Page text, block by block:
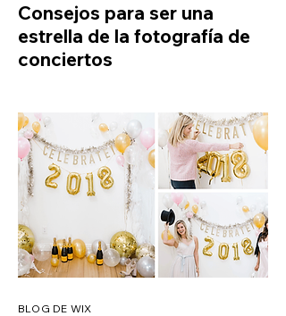
Consejos para ser una
estrella de la fotografía de
conciertos
BLOG DE WIX